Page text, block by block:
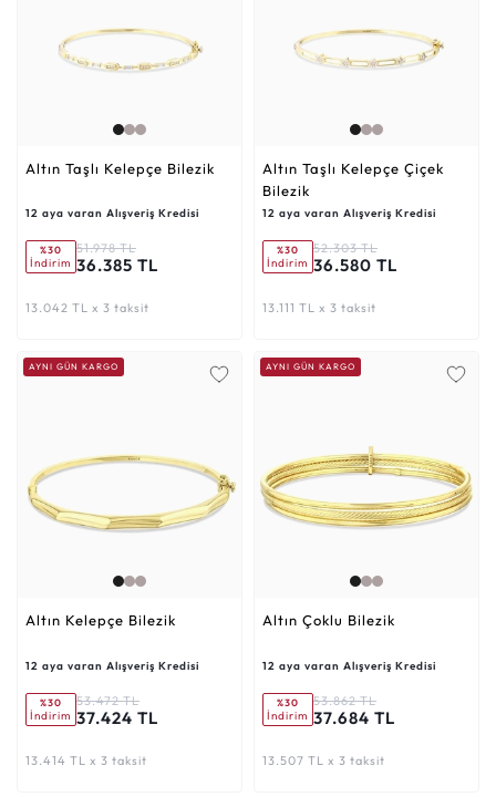
Altın Taşlı Kelepçe Bilezik
12 aya varan Alışveriş Kredisi
%30
İndirim
51.978 TL
36.385 TL
13.042 TL x 3 taksit
Altın Taşlı Kelepçe Çiçek
Bilezik
12 aya varan Alışveriş Kredisi
%30
İndirim
52.303 TL
36.580 TL
13.111 TL x 3 taksit
AYNI GÜN KARGO
Altın Kelepçe Bilezik
12 aya varan Alışveriş Kredisi
%30
İndirim
53.472 TL
37.424 TL
13.414 TL x 3 taksit
AYNI GÜN KARGO
Altın Çoklu Bilezik
12 aya varan Alışveriş Kredisi
%30
İndirim
53.862 TL
37.684 TL
13.507 TL x 3 taksit